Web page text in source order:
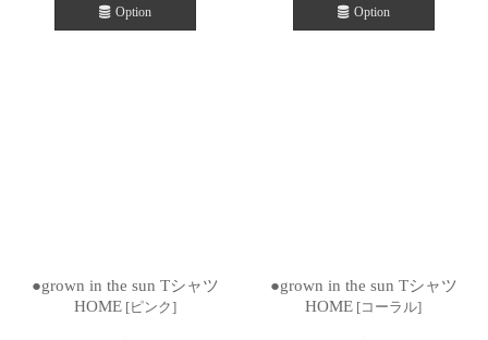
Option Option
●grown in the sun Tシャツ
HOME [ピンク]
●grown in the sun Tシャツ
HOME [コーラル]